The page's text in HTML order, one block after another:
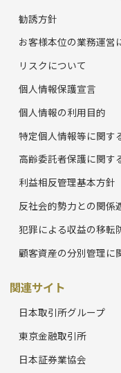
勧誘方針
お客様本位の業務運営
リスクについて
個人情報保護宣言
個人情報の利用目的
特定個人情報等に関す
高齢委託者保護に関す
利益相反管理基本方針
反社会的勢力との関係
犯罪による収益の移転
顧客資産の分別管理に
関連サイト
日本取引所グループ
東京金融取引所
日本証券業協会